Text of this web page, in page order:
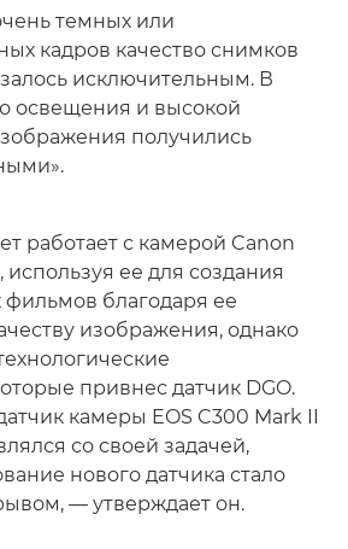
темных или
кадров качество снимков
исключительным. В
освещения и высокой
получились
работает с камерой Canon
используя ее для создания
благодаря ее
изображения, однако
привнес датчик DGO.
камеры EOS C300 Mark II
со своей задачей,
нового датчика стало
— утверждает он.